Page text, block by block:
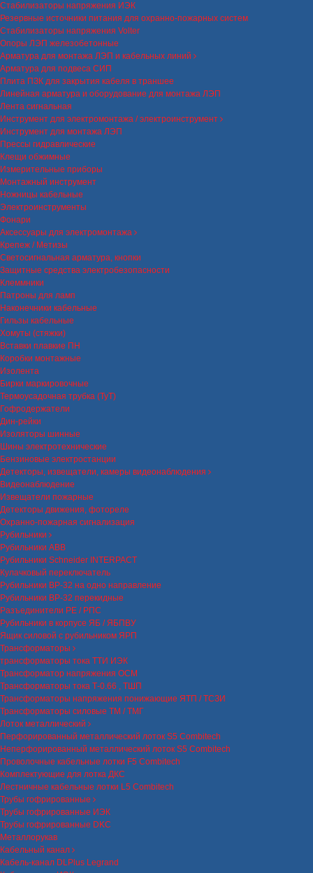
Стабилизаторы напряжения ИЭК
Резервные источники питания для охранно-пожарных систем
Стабилизаторы напряжения Volter
Опоры ЛЭП железобетонные
Арматура для монтажа ЛЭП и кабельных линий
Арматура для подвеса СИП
Плита ПЗК для закрытия кабеля в траншее
Линейная арматура и оборудование для монтажа ЛЭП
Лента сигнальная
Инструмент для электромонтажа / электроинструмент
Инструмент для монтажа ЛЭП
Прессы гидравлические
Клещи обжимные
Измерительные приборы
Монтажный инструмент
Ножницы кабельные
Электроинструменты
Фонари
Аксессуары для электромонтажа
Крепеж / Метизы
Светосигнальная арматура, кнопки
Защитные средства электробезопасности
Клеммники
Патроны для ламп
Наконечники кабельные
Гильзы кабельные
Хомуты (стяжки)
Вставки плавкие ПН
Коробки монтажные
Изолента
Бирки маркировочные
Термоусадочная трубка (ТуТ)
Гофродержатели
Дин-рейки
Изоляторы шинные
Шины электротехнические
Бензиновые электростанции
Детекторы, извещатели, камеры видеонаблюдения
Видеонаблюдение
Извещатели пожарные
Детекторы движения, фотореле
Охранно-пожарная сигнализация
Рубильники
Рубильники ABB
Рубильники Schneider INTERPACT
Кулачковый переключатель
Рубильники ВР-32 на одно направление
Рубильники ВР-32 перекидные
Разъединители РЕ / РПС
Рубильники в корпусе ЯБ / ЯБПВУ
Ящик силовой с рубильником ЯРП
Трансформаторы
трансформаторы тока ТТИ ИЭК
Трансформатор напряжения ОСМ
Трансформаторы тока Т-0.66 , ТШП
Трансформаторы напряжения понижающие ЯТП / ТСЗИ
Трансформаторы силовые ТМ / ТМГ
Лоток металлический
Перфорированный металлический лоток S5 Combitech
Неперфорированный металлический лоток S5 Combitech
Проволочные кабельные лотки F5 Combitech
Комплектующие для лотка ДКС
Лестничные кабельные лотки L5 Combitech
Трубы гофрированные
Трубы гофрированные ИЭК
Трубы гофрированные DKC
Металлорукав
Кабельный канал
Кабель-канал DLPlus Legrand